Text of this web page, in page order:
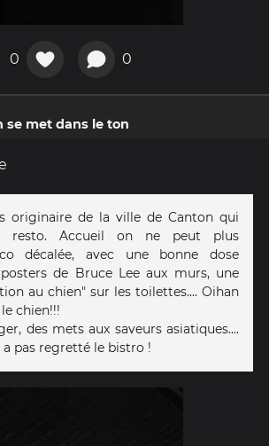
0 0
se met dans le ton
originaire de la ville de Canton qui
Accueil on ne peut plus
décalée, avec une bonne dose
de Bruce Lee aux murs, une
au chien" sur les toilettes.... Oihan
chien!!!
des mets aux saveurs asiatiques....
a pas regretté le bistro !